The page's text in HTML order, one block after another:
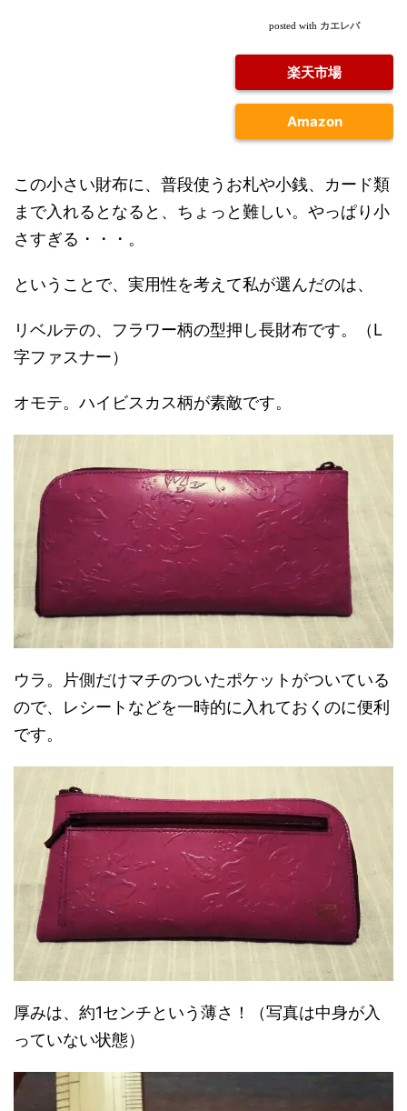
posted with カエレバ
楽天市場
Amazon
この小さい財布に、普段使うお札や小銭、カード類
まで入れるとなると、ちょっと難しい。やっぱり小
さすぎる・・・。
ということで、実用性を考えて私が選んだのは、
リベルテの、フラワー柄の型押し長財布です。（L
字ファスナー）
オモテ。ハイビスカス柄が素敵です。
ウラ。片側だけマチのついたポケットがついている
ので、レシートなどを一時的に入れておくのに便利
です。
厚みは、約1センチという薄さ！（写真は中身が入
っていない状態）